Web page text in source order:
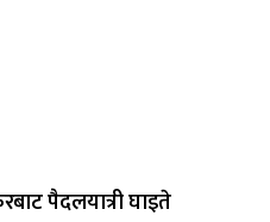
पैदलयात्री घाइते